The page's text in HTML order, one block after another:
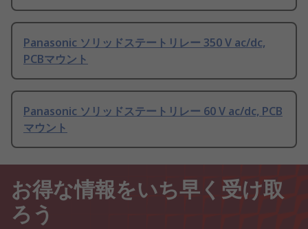
Panasonic ソリッドステートリレー 350 V ac/dc,
PCBマウント
Panasonic ソリッドステートリレー 60 V ac/dc, PCB
マウント
お得な情報をいち早く受け取
ろう